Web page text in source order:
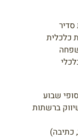
כלכלית
שבוע
ברשתות
כתיבה)